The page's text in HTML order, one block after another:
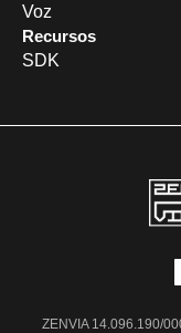
Voz
Recursos
SDK
ZENVIA 14.096.190/